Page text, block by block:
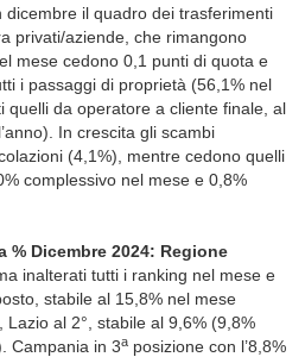
il quadro dei trasferimenti
privati/aziende, che rimangono
mese cedono 0,1 punti di quota e
i passaggi di proprietà (56,1% nel
quelli da operatore a cliente finale, al
In crescita gli scambi
(4,1%), mentre cedono quelli
complessivo nel mese e 0,8%
% Dicembre 2024: Regione
inalterati tutti i ranking nel mese e
stabile al 15,8% nel mese
Lazio al 2°, stabile al 9,6% (9,8%
Campania in 3a posizione con l’8,8%